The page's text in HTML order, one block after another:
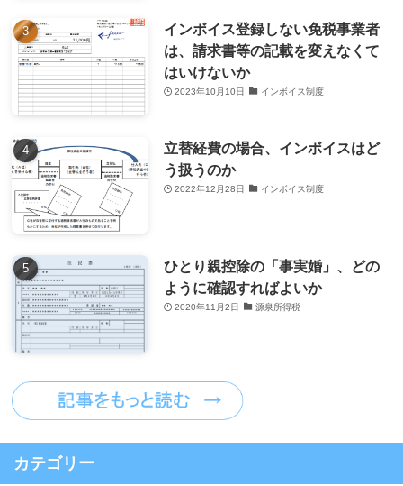
インボイス登録しない免税事業者
は、請求書等の記載を変えなくて
はいけないか
2023年10月10日 インボイス制度
立替経費の場合、インボイスはど
う扱うのか
2022年12月28日 インボイス制度
ひとり親控除の「事実婚」、どの
ように確認すればよいか
2020年11月2日 源泉所得税
カテゴリー